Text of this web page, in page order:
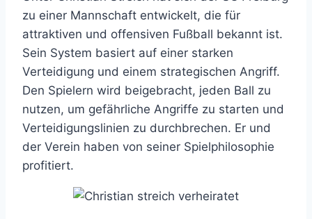
zu einer Mannschaft entwickelt, die für
attraktiven und offensiven Fußball bekannt ist.
Sein System basiert auf einer starken
Verteidigung und einem strategischen Angriff.
Den Spielern wird beigebracht, jeden Ball zu
nutzen, um gefährliche Angriffe zu starten und
Verteidigungslinien zu durchbrechen. Er und
der Verein haben von seiner Spielphilosophie
profitiert.